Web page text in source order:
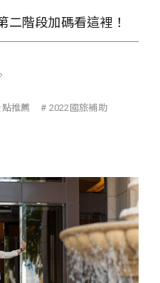
二階段加碼看這裡！
推薦
2022國旅補助